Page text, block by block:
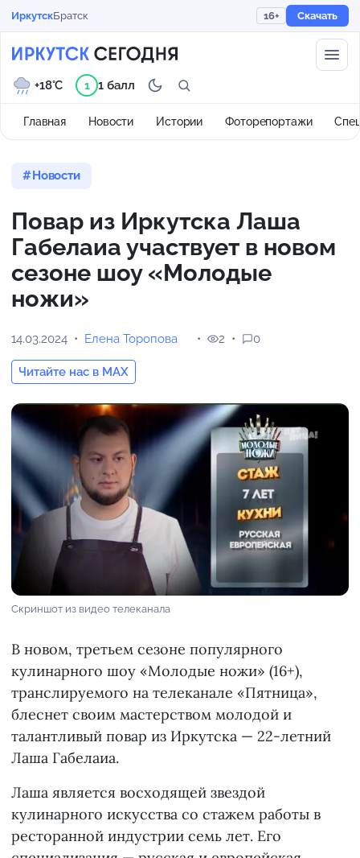
ИркутскБратск 16+ Скачать
Главная Новости Истории Фоторепортажи
+18°C 1 1 балл
Новости
Повар из Иркутска Лаша
Габелаиа участвует в новом
сезоне шоу «Молодые
ножи»
14.03.2024 Елена Торопова
Читайте нас в MAX
2 0
Скриншот из видео телеканала
В новом, третьем сезоне популярного
кулинарного шоу «Молодые ножи» (16+),
транслируемого на телеканале «Пятница»,
блеснет своим мастерством молодой и
талантливый повар из Иркутска — 22-летний
Лаша Габелаиа.
Лаша является восходящей звездой
кулинарного искусства со стажем работы в
ресторанной индустрии семь лет. Его